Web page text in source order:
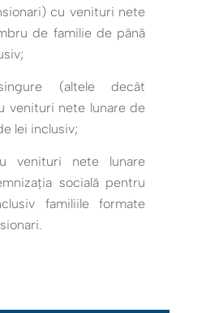
cu venituri nete
de familie de până
(altele decât
venituri nete lunare de
lei inclusiv;
venituri nete lunare
socială pentru
familiile formate